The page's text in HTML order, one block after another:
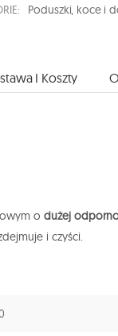
Poduszki, koce i
I Koszty
o dużej
i czyści.